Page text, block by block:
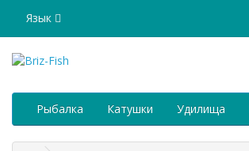
Язык
Рыбалка Катушки Удилища